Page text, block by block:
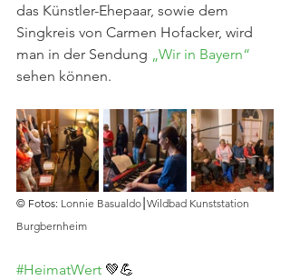
das Künstler-Ehepaar, sowie dem
Singkreis von Carmen Hofacker, wird
man in der Sendung „Wir in Bayern“
sehen können.
© Fotos: Lonnie Basualdo⎮Wildbad Kunststation
Burgbernheim
#HeimatWert 💚💪